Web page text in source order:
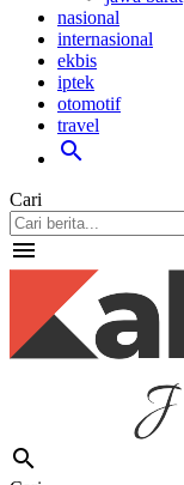
nasional
internasional
ekbis
iptek
otomotif
travel
search
Cari
menu
search